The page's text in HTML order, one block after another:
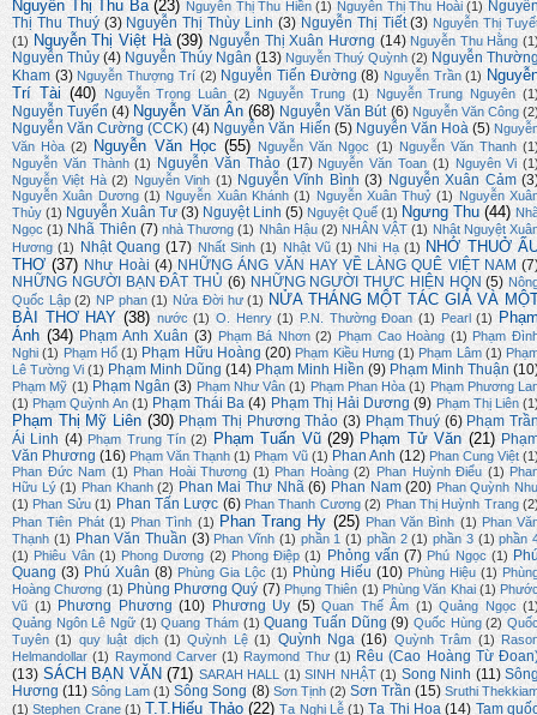
Nguyễn Thị Thu Ba (23) Nguyễn Thị Thu Hiền (1) Nguyễn Thị Thu Hoài (1)
Thị Thu Thuý (3) Nguyễn Thị Thùy Linh (3) Nguyễn Thị Tiết (3) Nguyễn Thị
(1) Nguyễn Thị Việt Hà (39) Nguyễn Thị Xuân Hương (14) Nguyễn Thu Hằng
Nguyễn Thủy (4) Nguyễn Thúy Ngân (13) Nguyễn Thuý Quỳnh (2) Nguyễn
Kham (3) Nguyễn Thượng Trí (2) Nguyễn Tiến Đường (8) Nguyễn Trần (1)
Trí Tài (40) Nguyễn Trọng Luân (2) Nguyễn Trung (1) Nguyễn Trung Nguyên
Nguyễn Tuyển (4) Nguyễn Văn Ân (68) Nguyễn Văn Bút (6) Nguyễn Văn Công
Nguyễn Văn Cường (CCK) (4) Nguyễn Văn Hiến (5) Nguyễn Văn Hoà (5)
Văn Hòa (2) Nguyễn Văn Học (55) Nguyễn Văn Ngọc (1) Nguyễn Văn Thanh
Nguyễn Văn Thành (1) Nguyễn Văn Thảo (17) Nguyễn Văn Toan (1) Nguyên Vi
Nguyễn Việt Hà (2) Nguyễn Vinh (1) Nguyễn Vĩnh Bình (3) Nguyễn Xuân Cảm
Nguyễn Xuân Dương (1) Nguyễn Xuân Khánh (1) Nguyễn Xuân Thuỷ (1) Nguyễn
Thủy (1) Nguyễn Xuân Tư (3) Nguyệt Linh (5) Nguyệt Quế (1) Ngưng Thu (44)
Ngọc (1) Nhã Thiên (7) nhà Thương (1) Nhân Hậu (2) NHÂN VẬT (1) Nhật Nguyệt
Hương (1) Nhật Quang (17) Nhất Sinh (1) Nhật Vũ (1) Nhi Hạ (1) NHỚ THUỞ
THƠ (37) Như Hoài (4) NHỮNG ÁNG VĂN HAY VỀ LÀNG QUÊ VIỆT NAM
NHỮNG NGƯỜI BẠN ĐÂT THỦ (6) NHỮNG NGƯỜI THỰC HIỆN HQN (5)
Quốc Lập (2) NP phan (1) Nửa Đời hư (1) NỬA THÁNG MỘT TÁC GIẢ VÀ
BÀI THƠ HAY (38) nước (1) O. Henry (1) P.N. Thường Đoan (1) Pearl (1)
Ánh (34) Phạm Anh Xuân (3) Phạm Bá Nhơn (2) Phạm Cao Hoàng (1) Phạm
Nghi (1) Phạm Hổ (1) Phạm Hữu Hoàng (20) Phạm Kiều Hưng (1) Phạm Lâm (1)
Lê Tường Vi (1) Phạm Minh Dũng (14) Phạm Minh Hiền (9) Phạm Minh Thuận
Phạm Mỹ (1) Phạm Ngân (3) Phạm Như Vân (1) Phạm Phan Hòa (1) Phạm Phương
(1) Phạm Quỳnh An (1) Phạm Thái Ba (4) Phạm Thị Hải Dương (9) Phạm Thị Liên
Phạm Thị Mỹ Liên (30) Phạm Thị Phương Thảo (3) Phạm Thuý (6) Phạm
Ái Linh (4) Phạm Trung Tín (2) Phạm Tuấn Vũ (29) Phạm Tử Văn (21)
Văn Phương (16) Phạm Văn Thạnh (1) Phạm Vũ (1) Phan Anh (12) Phan Cung Việt
Phan Đức Nam (1) Phan Hoài Thương (1) Phan Hoàng (2) Phan Huỳnh Điểu (1)
Hữu Lý (1) Phan Khanh (2) Phan Mai Thư Nhã (6) Phan Nam (20) Phan Quỳnh
(1) Phan Sửu (1) Phan Tấn Lược (6) Phan Thanh Cương (2) Phan Thị Huỳnh Trang
Phan Tiên Phát (1) Phan Tình (1) Phan Trang Hy (25) Phan Văn Bình (1) Phan
Thạnh (1) Phan Văn Thuần (3) Phan Vĩnh (1) phần 1 (1) phần 2 (1) phần 3 (1) phần
(1) Phiêu Vân (1) Phong Dương (2) Phong Điệp (1) Phỏng vấn (7) Phú Ngọc (1)
Quang (3) Phú Xuân (8) Phùng Gia Lộc (1) Phùng Hiếu (10) Phùng Hiệu (1)
Hoàng Chương (1) Phùng Phương Quý (7) Phụng Thiên (1) Phùng Văn Khai (1)
Vũ (1) Phương Phương (10) Phương Uy (5) Quan Thế Âm (1) Quảng Ngọc
Quảng Ngôn Lê Ngữ (1) Quang Thám (1) Quang Tuấn Dũng (9) Quốc Hùng (2)
Tuyên (1) quy luật dịch (1) Quỳnh Lệ (1) Quỳnh Nga (16) Quỳnh Trâm (1)
Helmandollar (1) Raymond Carver (1) Raymond Thư (1) Rêu (Cao Hoàng Từ
(13) SÁCH BẠN VĂN (71) SARAH HALL (1) SINH NHẬT (1) Song Ninh (11)
Hương (11) Sông Lam (1) Sông Song (8) Sơn Tịnh (2) Sơn Trần (15) Sruthi
(1) Stephen Crane (1) T.T.Hiếu Thảo (22) Tạ Nghi Lễ (1) Tạ Thị Hoa (14) Tam